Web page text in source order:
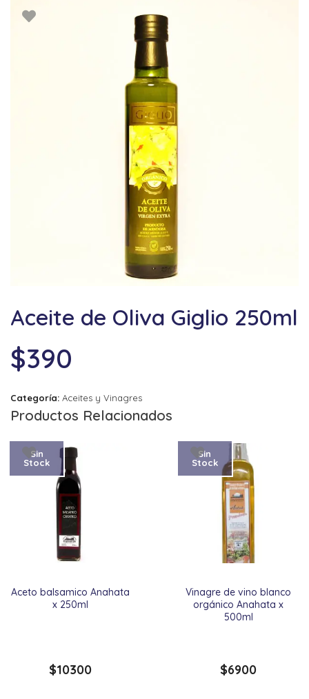
Aceite de Oliva Giglio 250ml
$390
Categoría: Aceites y Vinagres
Productos Relacionados
Aceto balsamico Anahata
x 250ml
Sin
Stock
$10300
Vinagre de vino blanco
orgánico Anahata x
500ml
Sin
Stock
$6900